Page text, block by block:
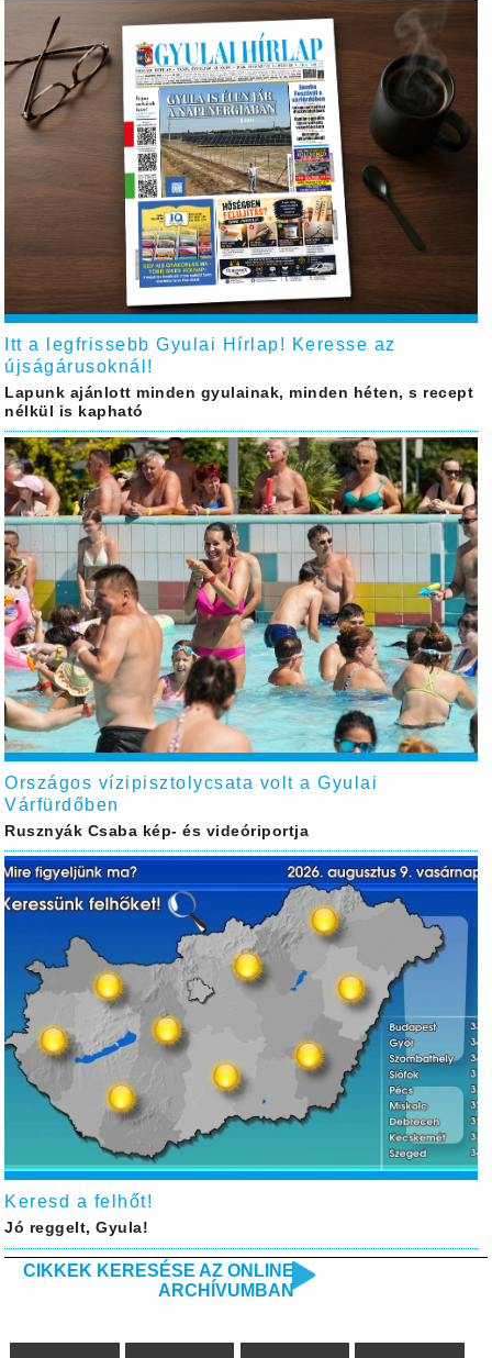
Itt a legfrissebb Gyulai Hírlap! Keresse az
újságárusoknál!
Lapunk ajánlott minden gyulainak, minden héten, s recept
nélkül is kapható
Országos vízipisztolycsata volt a Gyulai
Várfürdőben
Rusznyák Csaba kép- és videóriportja
Keresd a felhőt!
Jó reggelt, Gyula!
CIKKEK KERESÉSE AZ ONLINE
ARCHÍVUMBAN